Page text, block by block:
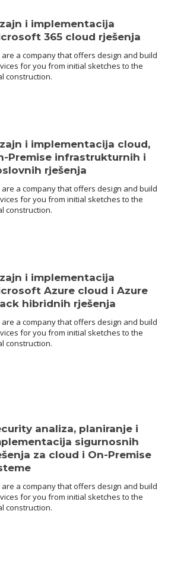
i implementacija
365 cloud rješenja
are a company that offers design and build
for you from initial sketches to the
construction.
i implementacija cloud,
Premise infrastrukturnih i
rješenja
are a company that offers design and build
for you from initial sketches to the
construction.
i implementacija
Azure cloud i Azure
hibridnih rješenja
are a company that offers design and build
for you from initial sketches to the
construction.
analiza, planiranje i
sigurnosnih
za cloud i On-Premise
are a company that offers design and build
for you from initial sketches to the
construction.